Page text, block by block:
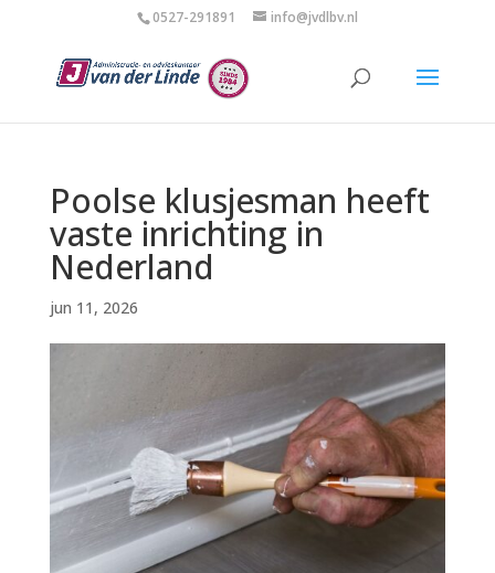
0527-291891 info@jvdlbv.nl
Poolse klusjesman heeft
vaste inrichting in
Nederland
jun 11, 2026